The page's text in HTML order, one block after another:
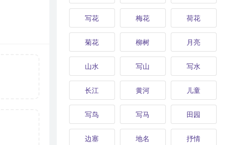
写花 梅花 荷花
菊花 柳树 月亮
山水 写山 写水
长江 黄河 儿童
写鸟 写马 田园
边塞 地名 抒情